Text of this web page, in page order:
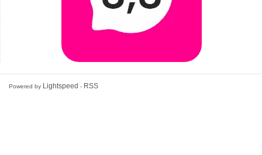
Powered by Lightspeed - RSS